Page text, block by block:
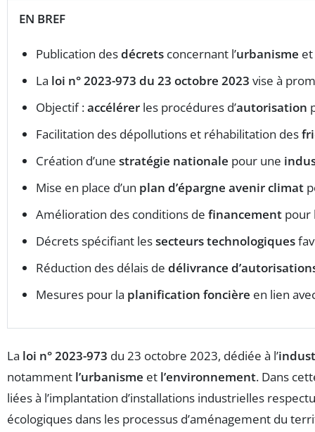
EN BREF
Publication desdécrets concernant l’urbanisme et
La loi n° 2023-973 du 23 octobre 2023 vise à
Objectif :accélérer les procédures d’autorisation
Facilitation des dépollutions et réhabilitation des
Création d’une stratégie nationale pour une
Mise en place d’un plan d’épargne avenir climat
Amélioration des conditions de financement pour
Décrets spécifiant lessecteurs technologiques
Réduction des délais de délivrance
Mesures pour la planification foncière en lien
La loi n° 2023-973 du 23 octobre 2023, dédiée à l’
notamment l’urbanisme et l’environnement. Dans
liées à l’implantation d’installations industrielles
écologiques dans les processus d’aménagement du